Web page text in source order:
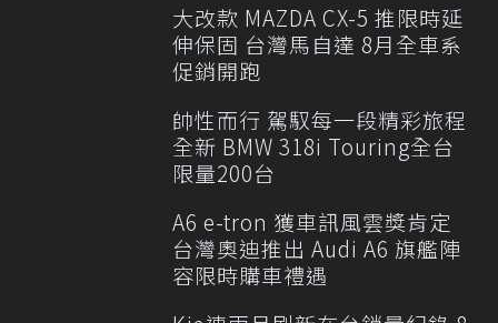
大改款 MAZDA CX-5 推限時延
伸保固 台灣馬自達 8月全車系
促銷開跑
帥性而行 駕馭每一段精彩旅程
全新 BMW 318i Touring全台
限量200台
A6 e-tron 獲車訊風雲獎肯定
台灣奧迪推出 Audi A6 旗艦陣
容限時購車禮遇